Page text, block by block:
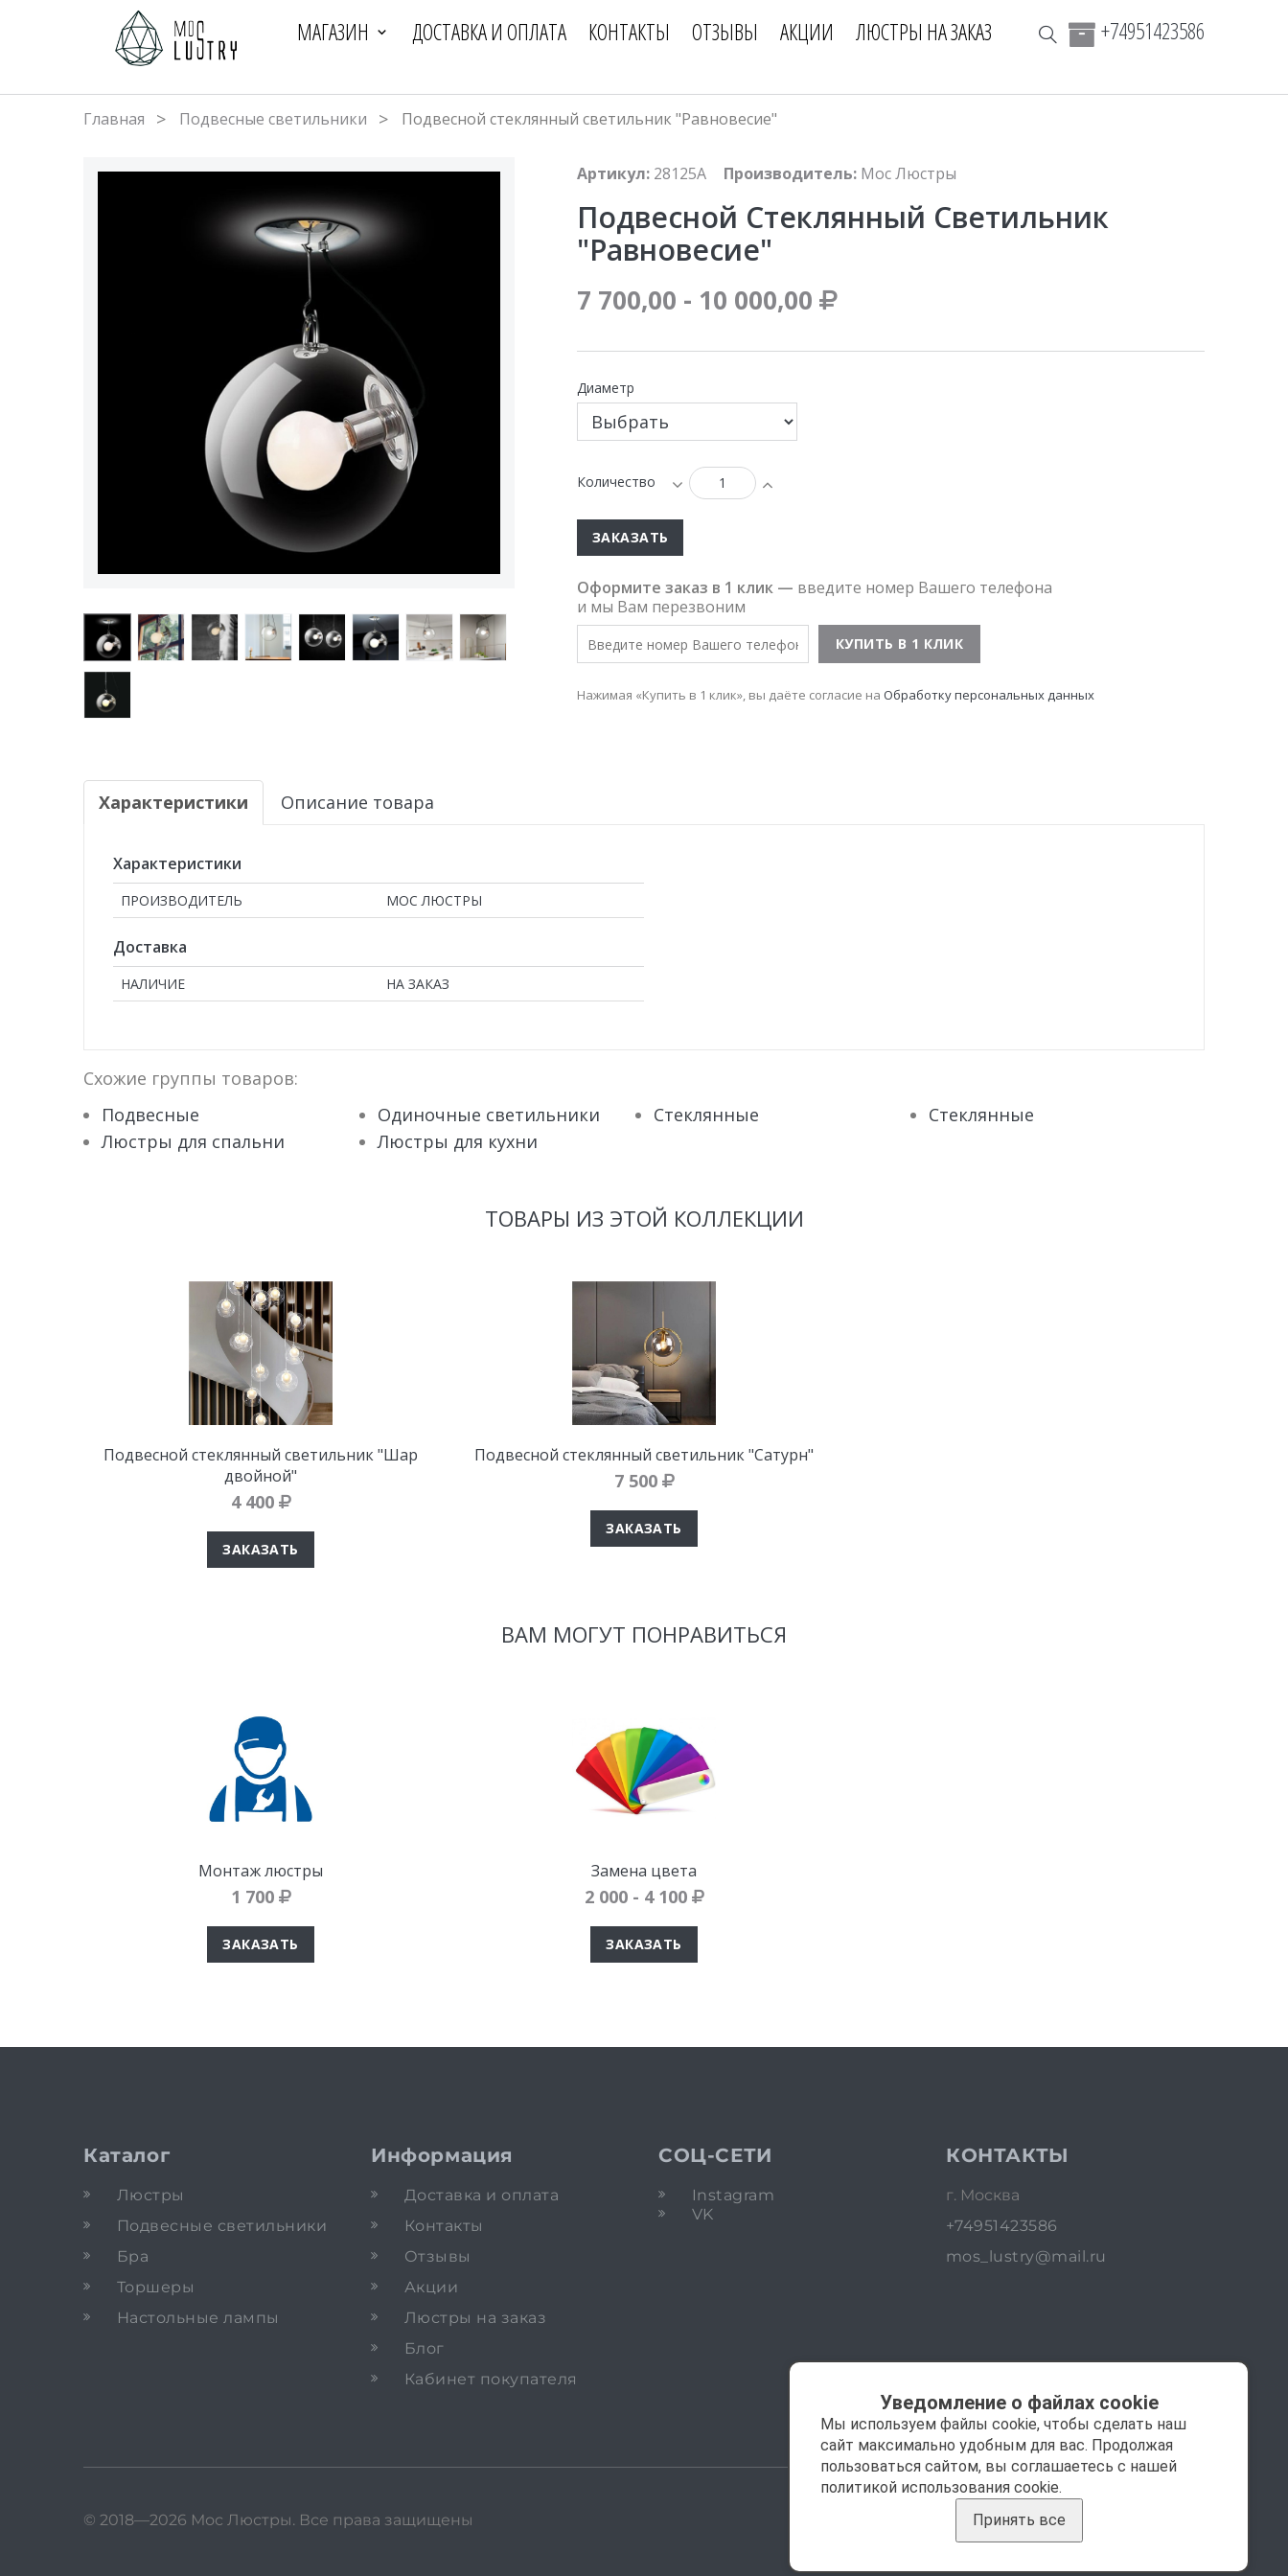
МАГАЗИН ДОСТАВКА И ОПЛАТА КОНТАКТЫ ОТЗЫВЫ АКЦИИ ЛЮСТРЫ НА ЗАКАЗ +74951423586
Главная Подвесные светильники Подвесной стеклянный светильник "Равновесие"
Артикул: 28125A Производитель: Мос Люстры
Подвесной Стеклянный Светильник
"Равновесие"
7 700,00 - 10 000,00
Диаметр
Количество
ЗАКАЗАТЬ
Оформите заказ в 1 клик — введите номер Вашего телефона
и мы Вам перезвоним
Нажимая «Купить в 1 клик», вы даёте согласие на Обработку персональных данных
Характеристики Описание товара
Характеристики
ПРОИЗВОДИТЕЛЬ МОС ЛЮСТРЫ
Доставка
НАЛИЧИЕ НА ЗАКАЗ
Схожие группы товаров:
Подвесные
Одиночные светильники Стеклянные
Стеклянные
Люстры для спальни
Люстры для кухни
ТОВАРЫ ИЗ ЭТОЙ КОЛЛЕКЦИИ
Подвесной стеклянный светильник "Шар
двойной"
4 400
ЗАКАЗАТЬ
Подвесной стеклянный светильник "Сатурн"
7 500
ЗАКАЗАТЬ
ВАМ МОГУТ ПОНРАВИТЬСЯ
Монтаж люстры
1 700
ЗАКАЗАТЬ
Замена цвета
2 000 - 4 100
ЗАКАЗАТЬ
Каталог
Люстры
Подвесные светильники
Бра
Торшеры
Настольные лампы
Информация
Доставка и оплата
Контакты
Отзывы
Акции
Люстры на заказ
Блог
Кабинет покупателя
СОЦ-СЕТИ
Instagram
VK
КОНТАКТЫ
г. Москва
+74951423586
mos_lustry@mail.ru
© 2018—2026 Мос Люстры. Все права защищены
Уведомление о файлах cookie
Мы используем файлы cookie, чтобы сделать наш
сайт максимально удобным для вас. Продолжая
пользоваться сайтом, вы соглашаетесь с нашей
политикой использования cookie.
Принять все